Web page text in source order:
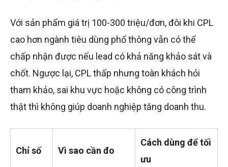
Với sản phẩm giá trị 100-300 triệu/đơn, đôi khi CPL
cao hơn ngành tiêu dùng phổ thông vẫn có thể
chấp nhận được nếu lead có khả năng khảo sát và
chốt. Ngược lại, CPL thấp nhưng toàn khách hỏi
tham khảo, sai khu vực hoặc không có công trình
thật thì không giúp doanh nghiệp tăng doanh thu.
Chỉ số Vì sao cần đo
Cách dùng để tối
ưu